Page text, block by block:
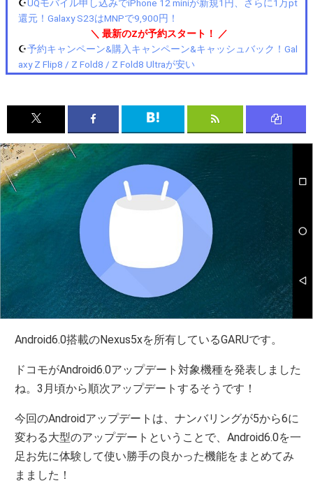
☪️UQモバイル申し込みでiPhone 12 miniが新規1円、さらに1万pt
還元！Galaxy S23はMNPで9,900円！
＼ 最新のZが予約スタート！ ／
☪️予約キャンペーン&購入キャンペーン&キャッシュバック！Gal
axy Z Flip8 / Z Fold8 / Z Fold8 Ultraが安い
Android6.0搭載のNexus5xを所有しているGARUです。
ドコモがAndroid6.0アップデート対象機種を発表しました
ね。3月頃から順次アップデートするそうです！
今回のAndroidアップデートは、ナンバリングが5から6に
変わる大型のアップデートということで、Android6.0を一
足お先に体験して使い勝手の良かった機能をまとめてみ
まました！